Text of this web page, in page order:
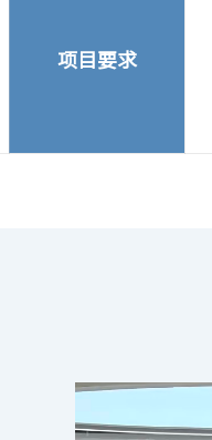
项目要求